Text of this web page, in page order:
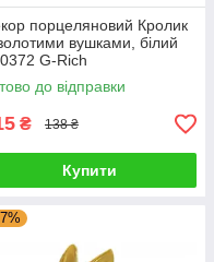
порцеляновий Кролик
золотими вушками, білий
G-Rich
до відправки
₴ 138 ₴
Купити